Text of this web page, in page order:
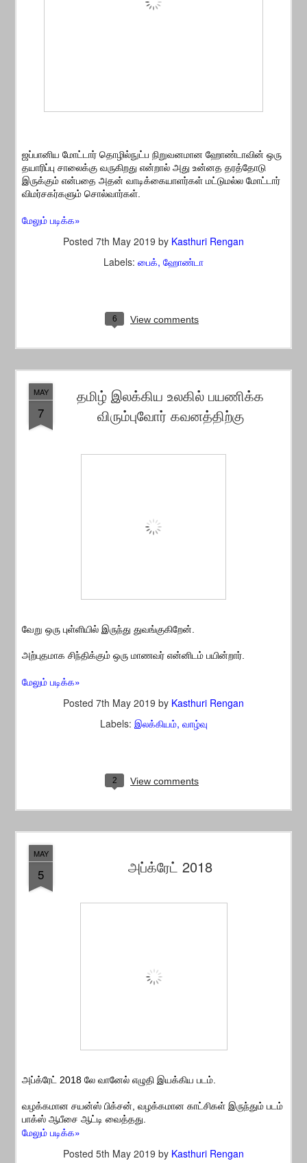
ஜப்பானிய மோட்டார் தொழில்நுட்ப நிறுவனமான ஹோண்டாவின் ஒரு
தயாரிப்பு சாலைக்கு வருகிறது என்றால் அது உன்னத தரத்தோடு
இருக்கும் என்பதை அதன் வாடிக்கையாளர்கள் மட்டுமல்ல மோட்டார்
விமர்சகர்களும் சொல்வார்கள்.
மேலும் படிக்க»
Posted 7th May 2019 by Kasthuri Rengan
Labels: பைக் ஹோண்டா
6 View comments
MAY
7
தமிழ் இலக்கிய உலகில் பயணிக்க
விரும்புவோர் கவனத்திற்கு
வேறு ஒரு புள்ளியில் இருந்து துவங்குகிறேன்.
அற்புதமாக சிந்திக்கும் ஒரு மாணவர் என்னிடம் பயின்றார்.
மேலும் படிக்க»
Posted 7th May 2019 by Kasthuri Rengan
Labels: இலக்கியம் வாழ்வு
2 View comments
MAY
5 அப்க்ரேட் 2018
அப்க்ரேட் 2018 லே வானேல் எழுதி இயக்கிய படம்.
வழக்கமான சயன்ஸ் பிக்சன், வழக்கமான காட்சிகள் இருந்தும் படம்
பாக்ஸ் ஆபீசை ஆட்டி வைத்தது.
மேலும் படிக்க»
Posted 5th May 2019 by Kasthuri Rengan